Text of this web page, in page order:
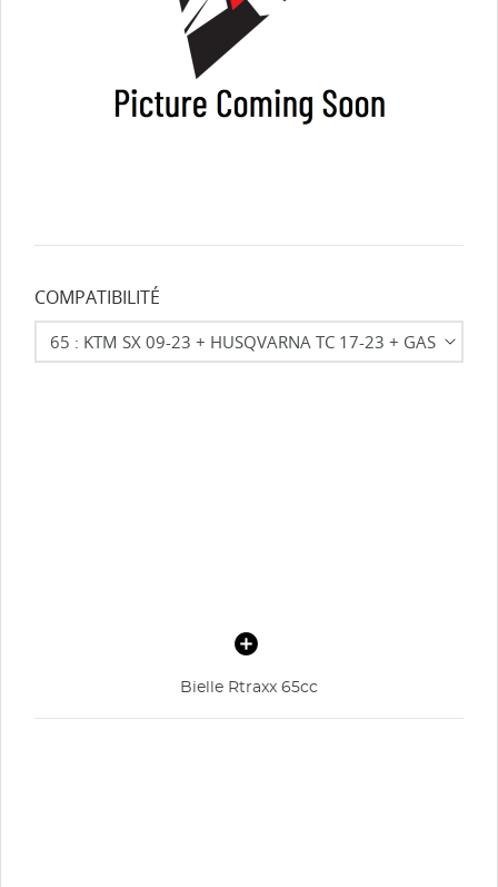
COMPATIBILITÉ
Bielle Rtraxx 65cc